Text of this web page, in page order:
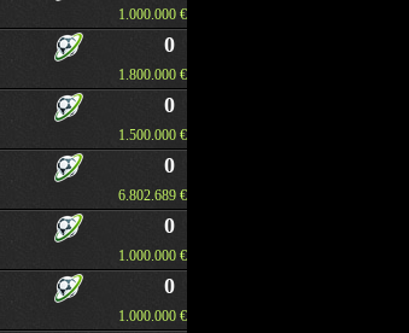
1.000.000 €
0
1.800.000 €
0
1.500.000 €
0
6.802.689 €
0
1.000.000 €
0
1.000.000 €